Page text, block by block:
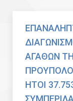
ΑΓΑΘΩΝ
ΗΤΟΙ